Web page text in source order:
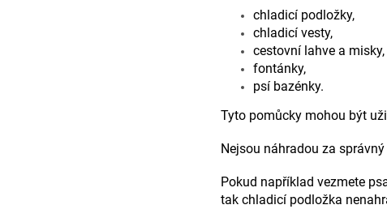
chladicí podložky,
chladicí vesty,
cestovní lahve a misky,
fontánky,
psí bazénky.
Tyto pomůcky mohou být
Nejsou náhradou za
Pokud například vezmete
tak chladicí podložka